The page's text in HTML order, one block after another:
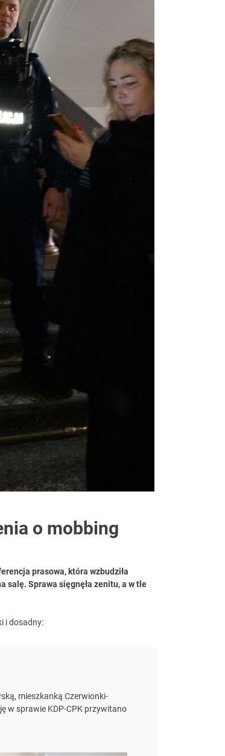
o mobbing
prasowa, która wzbudziła
salę. Sprawa sięgnęła zenitu, a w tle
i dosadny:
mieszkanką Czerwionki-
w sprawie KDP-CPK przywitano